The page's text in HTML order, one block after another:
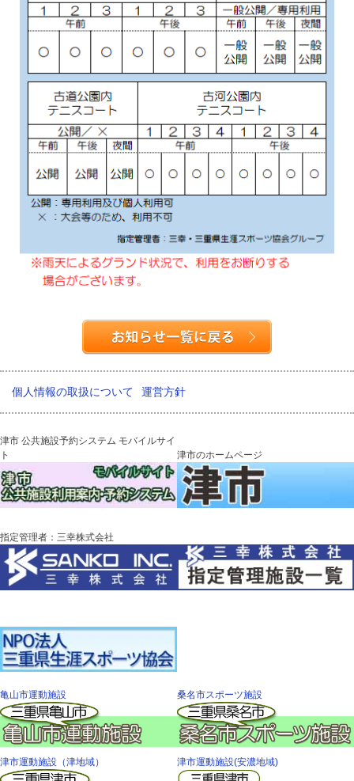
個人情報の取扱について 運営方針
津市 公共施設予約システム モバイルサイ
ト
津市のホームページ
指定管理者：三幸株式会社